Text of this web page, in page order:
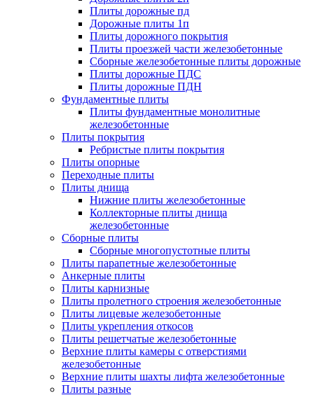
Плиты дорожные пд
Дорожные плиты 1п
Плиты дорожного покрытия
Плиты проезжей части железобетонные
Сборные железобетонные плиты дорожные
Плиты дорожные ПДС
Плиты дорожные ПДН
Фундаментные плиты
Плиты фундаментные монолитные
железобетонные
Плиты покрытия
Ребристые плиты покрытия
Плиты опорные
Переходные плиты
Плиты днища
Нижние плиты железобетонные
Коллекторные плиты днища
железобетонные
Сборные плиты
Сборные многопустотные плиты
Плиты парапетные железобетонные
Анкерные плиты
Плиты карнизные
Плиты пролетного строения железобетонные
Плиты лицевые железобетонные
Плиты укрепления откосов
Плиты решетчатые железобетонные
Верхние плиты камеры с отверстиями
железобетонные
Верхние плиты шахты лифта железобетонные
Плиты разные